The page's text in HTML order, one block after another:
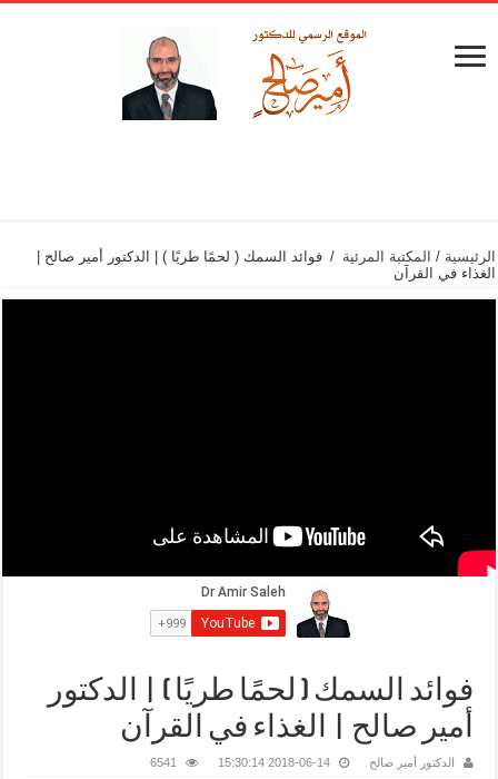
الرئيسية / المكتبة المرئية / فوائد السمك ( لحمًا طريًا ) | الدكتور أمير صالح |
الغذاء في القرآن
فوائد السمك ( لحمًا طريًا ) | الدكتور
أمير صالح | الغذاء في القرآن
الدكتور أمير صالح 2018-06-14 15:30:14
6541